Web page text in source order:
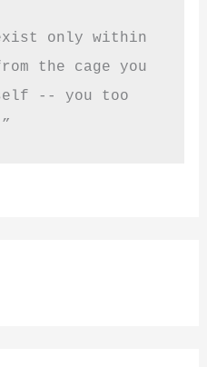
only within
the cage you
-- you too